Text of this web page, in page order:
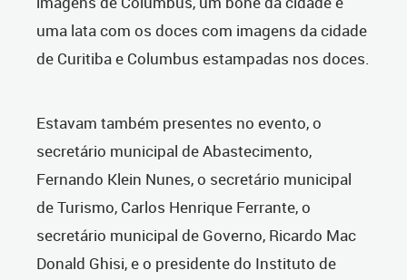
uma lata com os doces com imagens da cidade
de Curitiba e Columbus estampadas nos doces.
Estavam também presentes no evento, o
secretário municipal de Abastecimento,
Fernando Klein Nunes, o secretário municipal
de Turismo, Carlos Henrique Ferrante, o
secretário municipal de Governo, Ricardo Mac
Donald Ghisi, e o presidente do Instituto de